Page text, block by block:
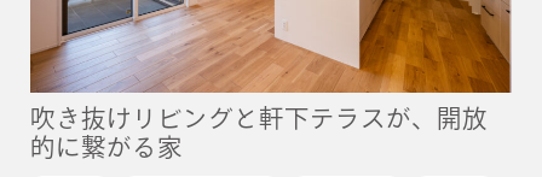
吹き抜けリビングと軒下テラスが、開放
的に繋がる家